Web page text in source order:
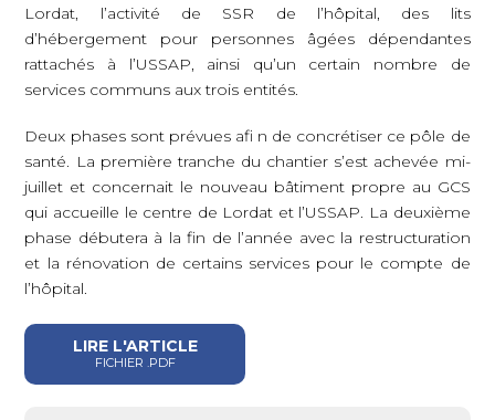
Lordat, l’activité de SSR de l’hôpital, des lits
d’hébergement pour personnes âgées dépendantes
rattachés à l’USSAP, ainsi qu’un certain nombre de
services communs aux trois entités.
Deux phases sont prévues afi n de concrétiser ce pôle de
santé. La première tranche du chantier s’est achevée mi-
juillet et concernait le nouveau bâtiment propre au GCS
qui accueille le centre de Lordat et l’USSAP. La deuxième
phase débutera à la fin de l’année avec la restructuration
et la rénovation de certains services pour le compte de
l’hôpital.
LIRE L'ARTICLE
FICHIER .PDF